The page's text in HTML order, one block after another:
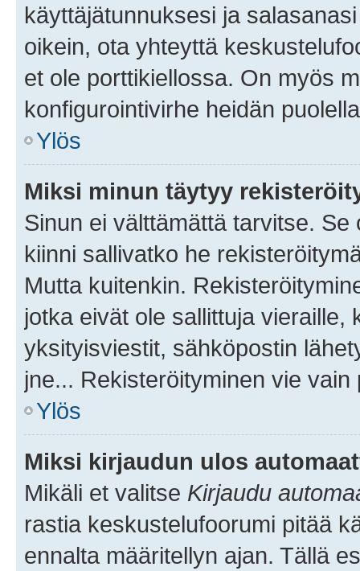
käyttäjätunnuksesi ja
oikein, ota yhteyttä
et ole porttikiellossa. On myös
konfigurointivirhe heidän
Ylös
Miksi minun täytyy
Sinun ei välttämättä tarvitse.
kiinni sallivatko he
Mutta kuitenkin.
jotka eivät ole sallittuja vieraille,
yksityisviestit, sähköpostin
jne... Rekisteröityminen vie
Ylös
Miksi kirjaudun ulos
Mikäli et valitse Kirjaudu
rastia keskustelufoorumi pitää
ennalta määritellyn ajan. Tällä